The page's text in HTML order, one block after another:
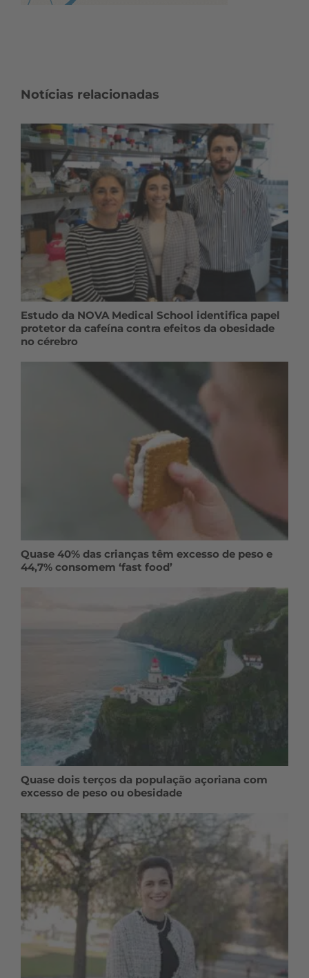
Notícias relacionadas
Estudo da NOVA Medical School identifica papel
protetor da cafeína contra efeitos da obesidade
no cérebro
Quase 40% das crianças têm excesso de peso e
44,7% consomem ‘fast food’
Quase dois terços da população açoriana com
excesso de peso ou obesidade